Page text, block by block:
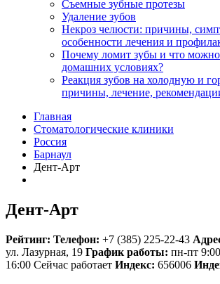
Съемные зубные протезы
Удаление зубов
Некроз челюсти: причины,
особенности лечения и
Почему ломит зубы и что можно
домашних условиях?
Реакция зубов на холодную и
причины, лечение,
Главная
Стоматологические клиники
Россия
Барнаул
Дент-Арт
Дент-Арт
Рейтинг: Телефон: +7 (385) 225-22-43
ул. Лазурная, 19 График работы: пн-пт
16:00 Сейчас работает Индекс: 656006